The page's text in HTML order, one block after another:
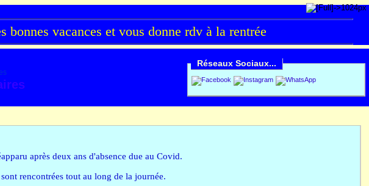
vacances et vous donne rdv à la rentrée
Réseaux Sociaux...
après deux ans d'absence due au Covid.
rencontrées tout au long de la journée.